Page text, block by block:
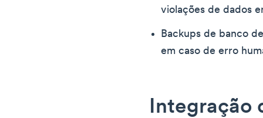
violações de dados
Backups de banco
em caso de erro
Integração